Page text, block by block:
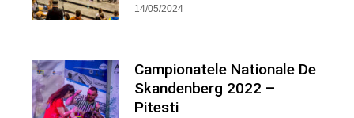
14/05/2024
Campionatele Nationale De
Skandenberg 2022 –
Pitesti